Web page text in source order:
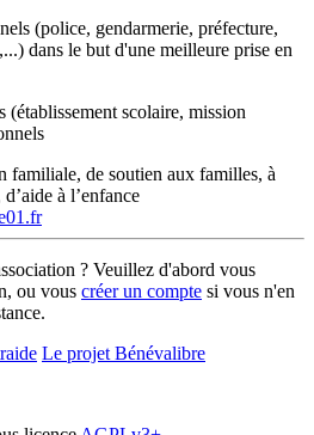
(police, gendarmerie, préfecture,
dans le but d'une meilleure prise en
(établissement scolaire, mission
familiale, de soutien aux familles, à
à l’enfance
? Veuillez d'abord vous
ou vous créer un compte si vous n'en
Le projet Bénévalibre